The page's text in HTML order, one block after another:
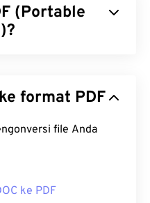
(Portable
menjadikannya
begitu populer
format
Konversi file lain ke format PDF
file Anda
ke PDF